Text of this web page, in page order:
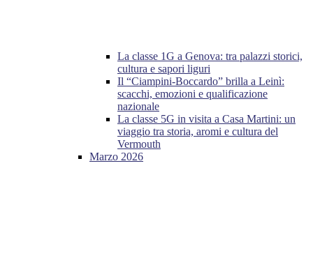
La classe 1G a Genova: tra palazzi storici,
cultura e sapori liguri
Il “Ciampini-Boccardo” brilla a Leinì:
scacchi, emozioni e qualificazione
nazionale
La classe 5G in visita a Casa Martini: un
viaggio tra storia, aromi e cultura del
Vermouth
Marzo 2026